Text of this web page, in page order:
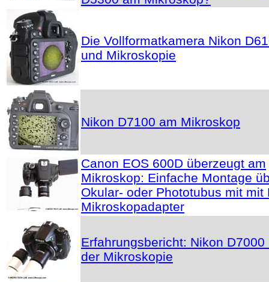
Die Vollformatkamera Nikon
und Mikroskopie
Nikon D7100 am Mikroskop
Canon EOS 600D überzeugt am
Mikroskop: Einfache Montage
Okular- oder Phototubus mit mit
Mikroskopadapter
Erfahrungsbericht: Nikon D7000
der Mikroskopie